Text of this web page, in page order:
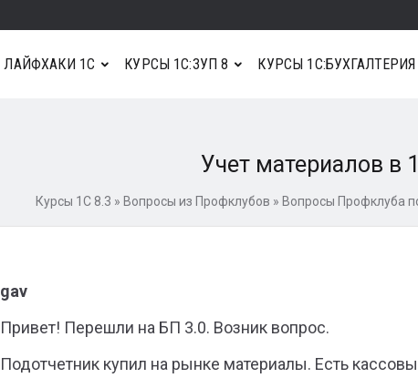
ЛАЙФХАКИ 1С КУРСЫ 1С:ЗУП 8 КУРСЫ 1С:БУХГАЛТЕРИЯ
Учет материалов в
Курсы 1С 8.3 » Вопросы из Профклубов » Вопросы Профклуба
gav
Привет! Перешли на БП 3.0. Возник вопрос.
Подотчетник купил на рынке материалы. Есть